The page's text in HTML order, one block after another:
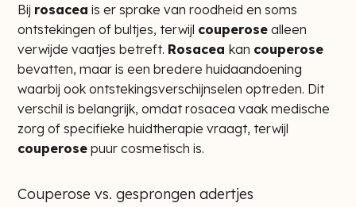
Bij rosacea is er sprake van roodheid en soms
ontstekingen of bultjes, terwijl couperose alleen
verwijde vaatjes betreft. Rosacea kan couperose
bevatten, maar is een bredere huidaandoening
waarbij ook ontstekingsverschijnselen optreden. Dit
verschil is belangrijk, omdat rosacea vaak medische
zorg of specifieke huidtherapie vraagt, terwijl
couperose puur cosmetisch is.
Couperose vs. gesprongen adertjes